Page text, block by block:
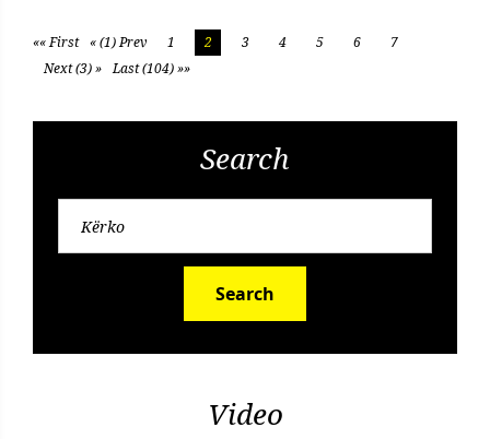
«« First « (1) Prev 1 2 3 4 5 6
7
Next (3) » Last (104) »»
Search
Search
Video